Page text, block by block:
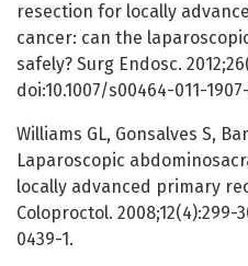
resection for locally
cancer: can the
safely? Surg Endosc.
doi:10.1007/s00464-011-
Williams GL, Gonsalves S,
Laparoscopic
locally advanced primary
Coloproctol. 2008;12(4):299-
0439-1.